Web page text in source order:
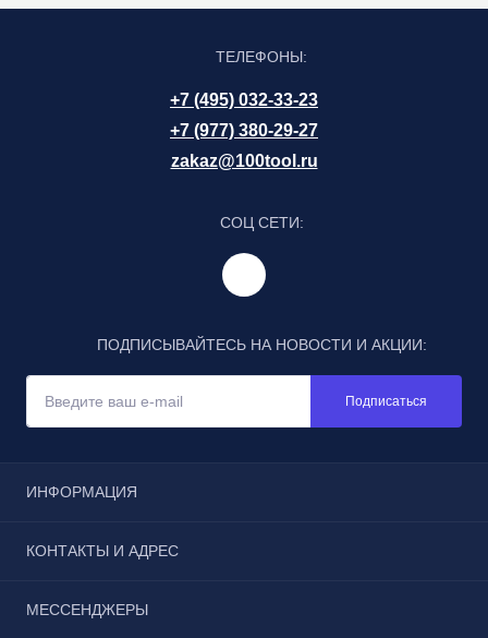
ТЕЛЕФОНЫ:
+7 (495) 032-33-23
+7 (977) 380-29-27
zakaz@100tool.ru
СОЦ СЕТИ:
ПОДПИСЫВАЙТЕСЬ НА НОВОСТИ И АКЦИИ:
Подписаться
ИНФОРМАЦИЯ
Реквизиты
Каталог
КОНТАКТЫ И АДРЕС
185
МЕССЕНДЖЕРЫ